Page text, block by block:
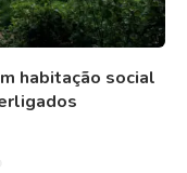
habitação social